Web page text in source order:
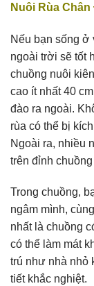
Nuôi Rùa
Nếu bạn sống ở
ngoài trời sẽ tốt
chuồng nuôi
cao ít nhất 40
đào ra ngoài.
rùa có thể bị
Ngoài ra, nhiều
trên đỉnh
Trong chuồng,
ngâm mình,
nhất là chuồng
có thể làm mát
trú như nhà nhỏ
tiết khắc nghiệt.